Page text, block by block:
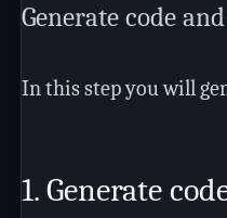
Generate code
In this step you will
1. Generate